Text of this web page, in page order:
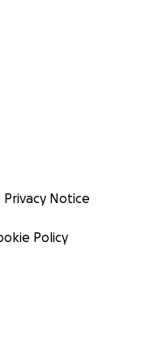
Privacy Notice
Policy